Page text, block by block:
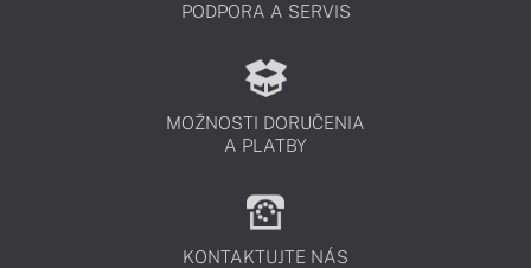
PODPORA A SERVIS
MOŽNOSTI DORUČENIA
A PLATBY
KONTAKTUJTE NÁS